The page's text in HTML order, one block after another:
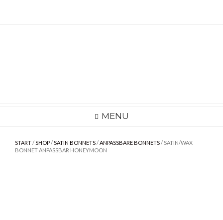
MENU
START/SHOP/SATIN BONNETS/ANPASSBARE BONNETS/ SATIN/WAX
BONNET ANPASSBAR HONEYMOON